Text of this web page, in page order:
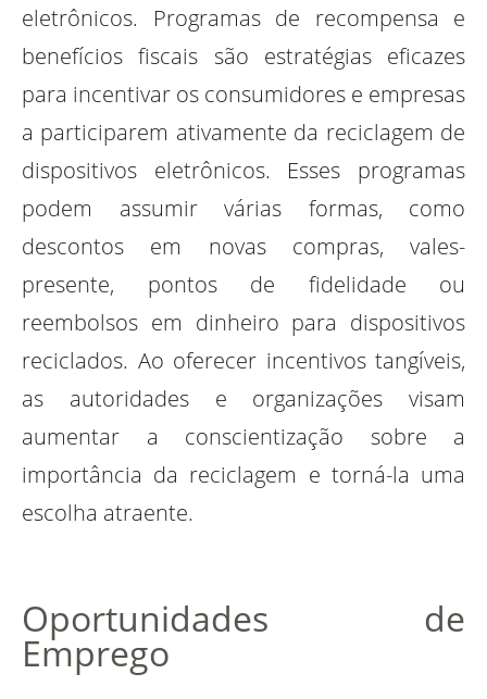
eletrônicos. Programas de recompensa e
benefícios fiscais são estratégias eficazes
para incentivar os consumidores e empresas
a participarem ativamente da reciclagem de
dispositivos eletrônicos. Esses programas
podem assumir várias formas, como
descontos em novas compras, vales-
presente, pontos de fidelidade ou
reembolsos em dinheiro para dispositivos
reciclados. Ao oferecer incentivos tangíveis,
as autoridades e organizações visam
aumentar a conscientização sobre a
importância da reciclagem e torná-la uma
escolha atraente.
Oportunidades de
Emprego